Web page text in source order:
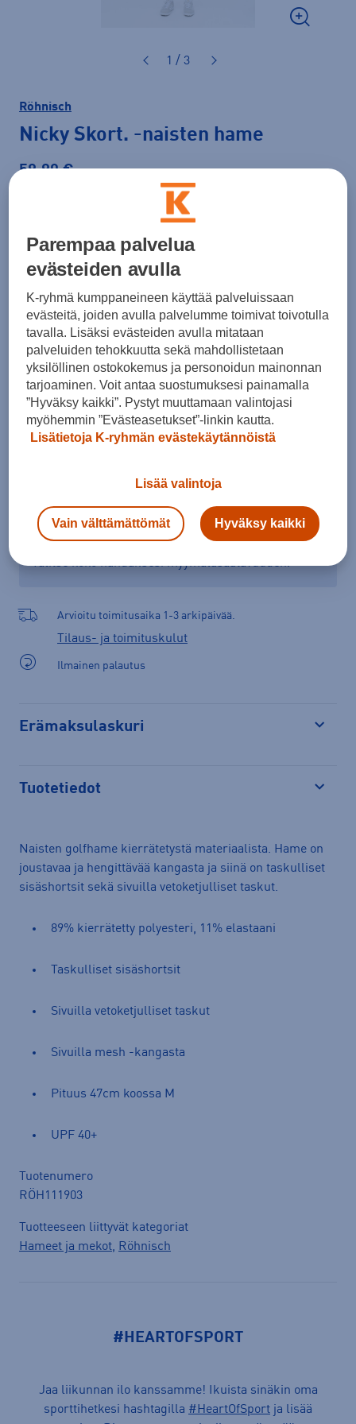
1 / 3
Röhnisch
Nicky Skort. -naisten hame
59,90 €
M L XL
Kokotaulukko
Lisää ostoskoriin
Tarkista saatavuus ja tilaa myymälästä
Verkkokauppa: SaatavillaMyymälät: Saatavilla
Valitse koko nähdäksesi myymäläsaatavuuden.
Arvioitu toimitusaika 1-3 arkipäivää.
Tilaus- ja toimituskulut
Ilmainen palautus
Erämaksulaskuri
Tuotetiedot
Naisten golfhame kierrätetystä materiaalista. Hame on
joustavaa ja hengittävää kangasta ja siinä on taskulliset
sisäshortsit sekä sivuilla vetoketjulliset taskut.
89% kierrätetty polyesteri, 11% elastaani
Taskulliset sisäshortsit
Sivuilla vetoketjulliset taskut
Sivuilla mesh -kangasta
Pituus 47cm koossa M
UPF 40+
Tuotenumero
RÖH111903
Tuotteeseen liittyvät kategoriat
Hameet ja mekot, Röhnisch
#HEARTOFSPORT
Jaa liikunnan ilo kanssamme! Ikuista sinäkin oma
sporttihetkesi hashtagilla #HeartOfSport ja lisää
Parempaa palvelua
evästeiden avulla
K-ryhmä kumppaneineen käyttää palveluissaan
evästeitä, joiden avulla palvelumme toimivat toivotulla
tavalla. Lisäksi evästeiden avulla mitataan
palveluiden tehokkuutta sekä mahdollistetaan
yksilöllinen ostokokemus ja personoidun mainonnan
tarjoaminen. Voit antaa suostumuksesi painamalla
”Hyväksy kaikki”. Pystyt muuttamaan valintojasi
myöhemmin ”Evästeasetukset”-linkin kautta.
Lisätietoja K-ryhmän evästekäytännöistä
Lisää valintoja
Vain välttämättömät Hyväksy kaikki